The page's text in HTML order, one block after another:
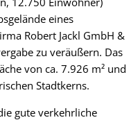
eines
Robert Jackl GmbH &
zu veräußern. Das
von ca. 7.926 m² und
Stadtkerns.
gute verkehrliche